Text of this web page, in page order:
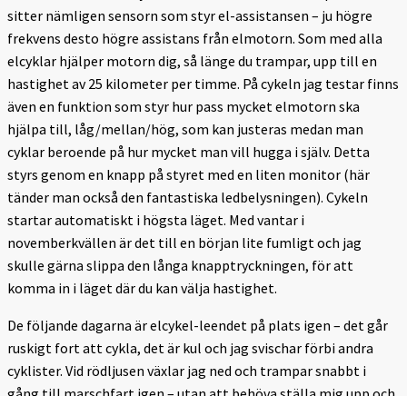
sitter nämligen sensorn som styr el-assistansen – ju högre
frekvens desto högre assistans från elmotorn. Som med alla
elcyklar hjälper motorn dig, så länge du trampar, upp till en
hastighet av 25 kilometer per timme. På cykeln jag testar finns
även en funktion som styr hur pass mycket elmotorn ska
hjälpa till, låg/mellan/hög, som kan justeras medan man
cyklar beroende på hur mycket man vill hugga i själv. Detta
styrs genom en knapp på styret med en liten monitor (här
tänder man också den fantastiska ledbelysningen). Cykeln
startar automatiskt i högsta läget. Med vantar i
novemberkvällen är det till en början lite fumligt och jag
skulle gärna slippa den långa knapptryckningen, för att
komma in i läget där du kan välja hastighet.
De följande dagarna är elcykel-leendet på plats igen – det går
ruskigt fort att cykla, det är kul och jag svischar förbi andra
cyklister. Vid rödljusen växlar jag ned och trampar snabbt i